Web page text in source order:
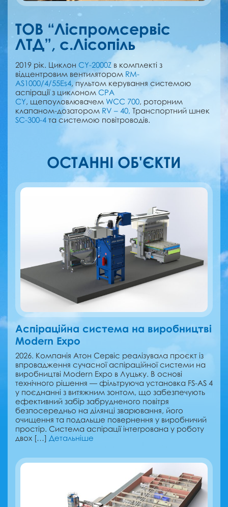
ТОВ “Ліспромсервіс
ЛТД”, с.Лісопіль
2019 рік. Циклон CY-2000Z в комплекті з
відцентровим вентилятором RM-
AS1000/4/55Es4, пультом керування системою
аспірації з циклоном CPA
CY, щепоуловлювачем WCC 700, роторним
клапаном-дозатором RV – 40, Транспортний шнек
SC-300-4 та системою повітроводів.
ОСТАННІ ОБ'ЄКТИ
Аспіраційна система на виробництві
Modern Expo
2026. Компанія Атон Сервіс реалізувала проєкт із
впровадження сучасної аспіраційної системи на
виробництві Modern Expo в Луцьку. В основі
технічного рішення — фільтруюча установка FS-AS 4
у поєднанні з витяжним зонтом, що забезпечують
ефективний забір забрудненого повітря
безпосередньо на ділянці зварювання, його
очищення та подальше повернення у виробничий
простір. Система аспірації інтегрована у роботу
двох […] Детальніше